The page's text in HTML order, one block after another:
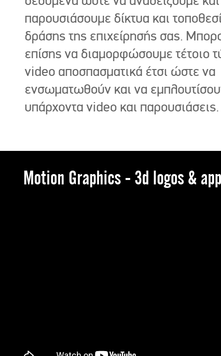
παρουσιάσουμε δίκτυα και
δράσης της επιχείρησής σας.
επίσης να διαμορφώσουμε τέτοιο
video αποσπασματικά έτσι ώστε να
ενσωματωθούν και να
υπάρχοντα video και παρουσιάσεις.
Motion Graphics - 3d logos &